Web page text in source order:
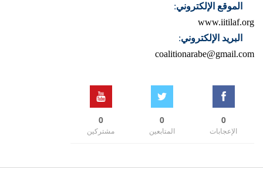
الموقع الإلكتروني:
www.iitilaf.org
البريد الإلكتروني:
coalitionarabe@gmail.com
0
الإعجابات
0
المتابعين
0
مشتركين